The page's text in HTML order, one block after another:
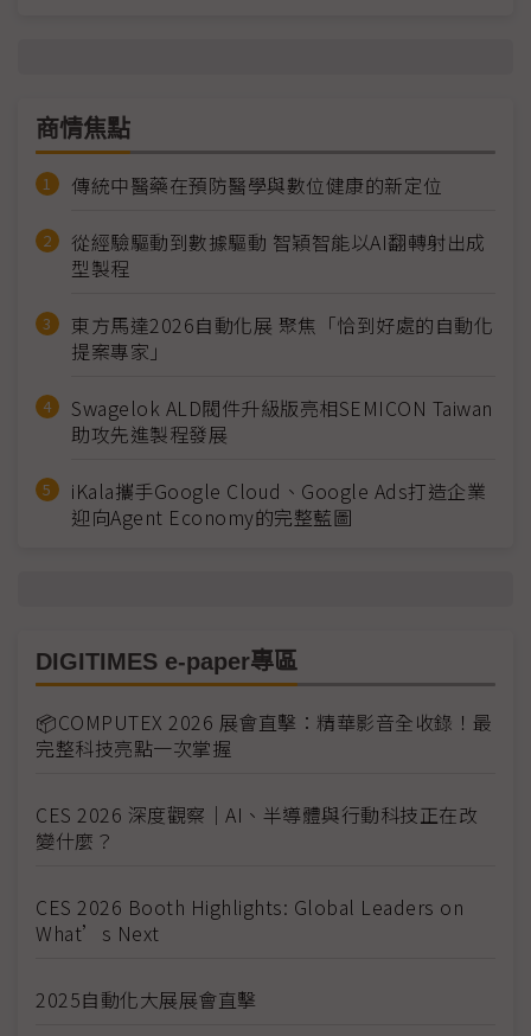
商情焦點
傳統中醫藥在預防醫學與數位健康的新定位
從經驗驅動到數據驅動 智穎智能以AI翻轉射出成
型製程
東方馬達2026自動化展 聚焦「恰到好處的自動化
提案專家」
Swagelok ALD閥件升級版亮相SEMICON Taiwan
助攻先進製程發展
iKala攜手Google Cloud、Google Ads打造企業
迎向Agent Economy的完整藍圖
DIGITIMES e-paper專區
📦COMPUTEX 2026 展會直擊：精華影音全收錄！最
完整科技亮點一次掌握
CES 2026 深度觀察｜AI、半導體與行動科技正在改
變什麼？
CES 2026 Booth Highlights: Global Leaders on
What’s Next
2025自動化大展展會直擊